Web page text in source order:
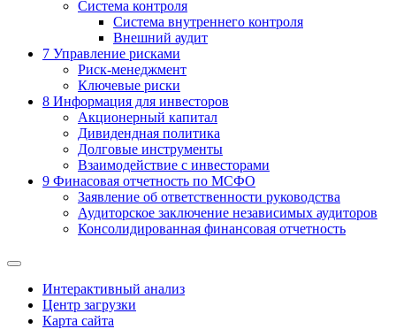
Система контроля
Система внутреннего контроля
Внешний аудит
7 Управление рисками
Риск-менеджмент
Ключевые риски
8 Информация для инвесторов
Акционерный капитал
Дивидендная политика
Долговые инструменты
Взаимодействие с инвеcторами
9 Финасовая отчетность по МСФО
Заявление об ответственности руководства
Аудиторское заключение независимых аудиторов
Консолидированная финансовая отчетность
Интерактивный анализ
Центр загрузки
Карта сайта